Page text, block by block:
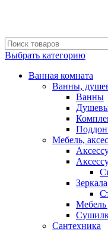
Выбрать категорию
Ванная комната
Ванны,
Ванны
Мебель,
Зеркала
Мебель
Сантехника